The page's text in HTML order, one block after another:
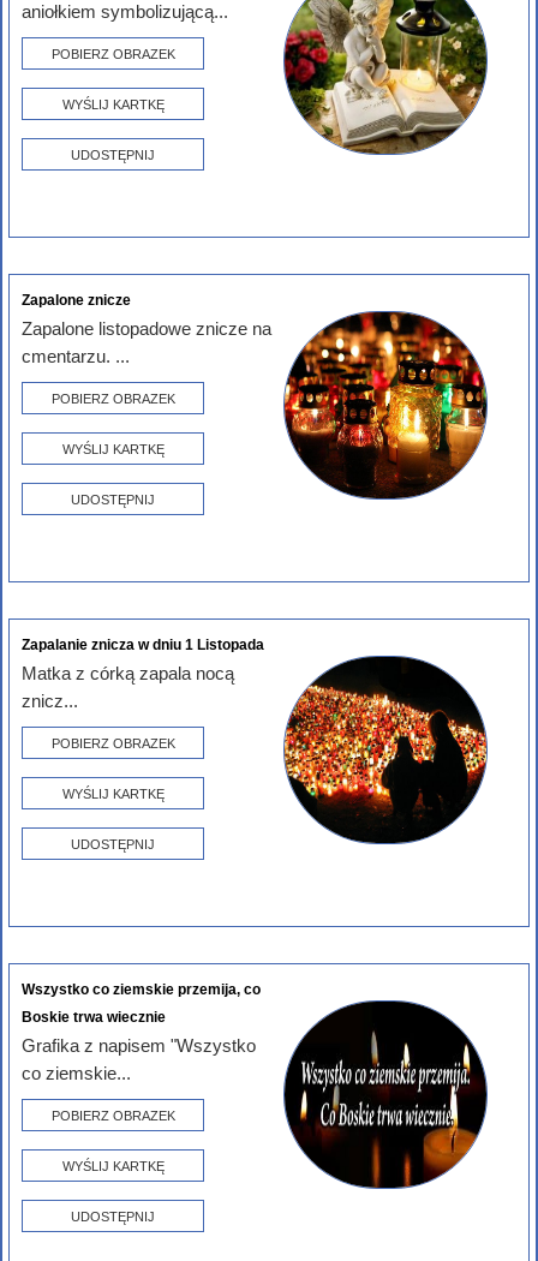
aniołkiem symbolizującą...
POBIERZ OBRAZEK
WYŚLIJ KARTKĘ
UDOSTĘPNIJ
Zapalone znicze
Zapalone listopadowe znicze na
cmentarzu. ...
POBIERZ OBRAZEK
WYŚLIJ KARTKĘ
UDOSTĘPNIJ
Zapalanie znicza w dniu 1 Listopada
Matka z córką zapala nocą
znicz...
POBIERZ OBRAZEK
WYŚLIJ KARTKĘ
UDOSTĘPNIJ
Wszystko co ziemskie przemija, co
Boskie trwa wiecznie
Grafika z napisem "Wszystko
co ziemskie...
POBIERZ OBRAZEK
WYŚLIJ KARTKĘ
UDOSTĘPNIJ